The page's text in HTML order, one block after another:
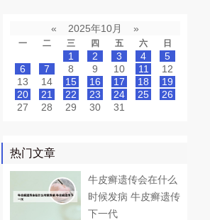
« 2025年10月 »
一 二 三 四 五 六 日
1 2 3 4
5
6
7 8 9 10 11
12
13
14 15 16 17 18
19
20
21 22 23 24 25
26
27
28 29 30 31
热门文章
牛皮癣遗传会在什么
时候发病 牛皮癣遗传
下一代